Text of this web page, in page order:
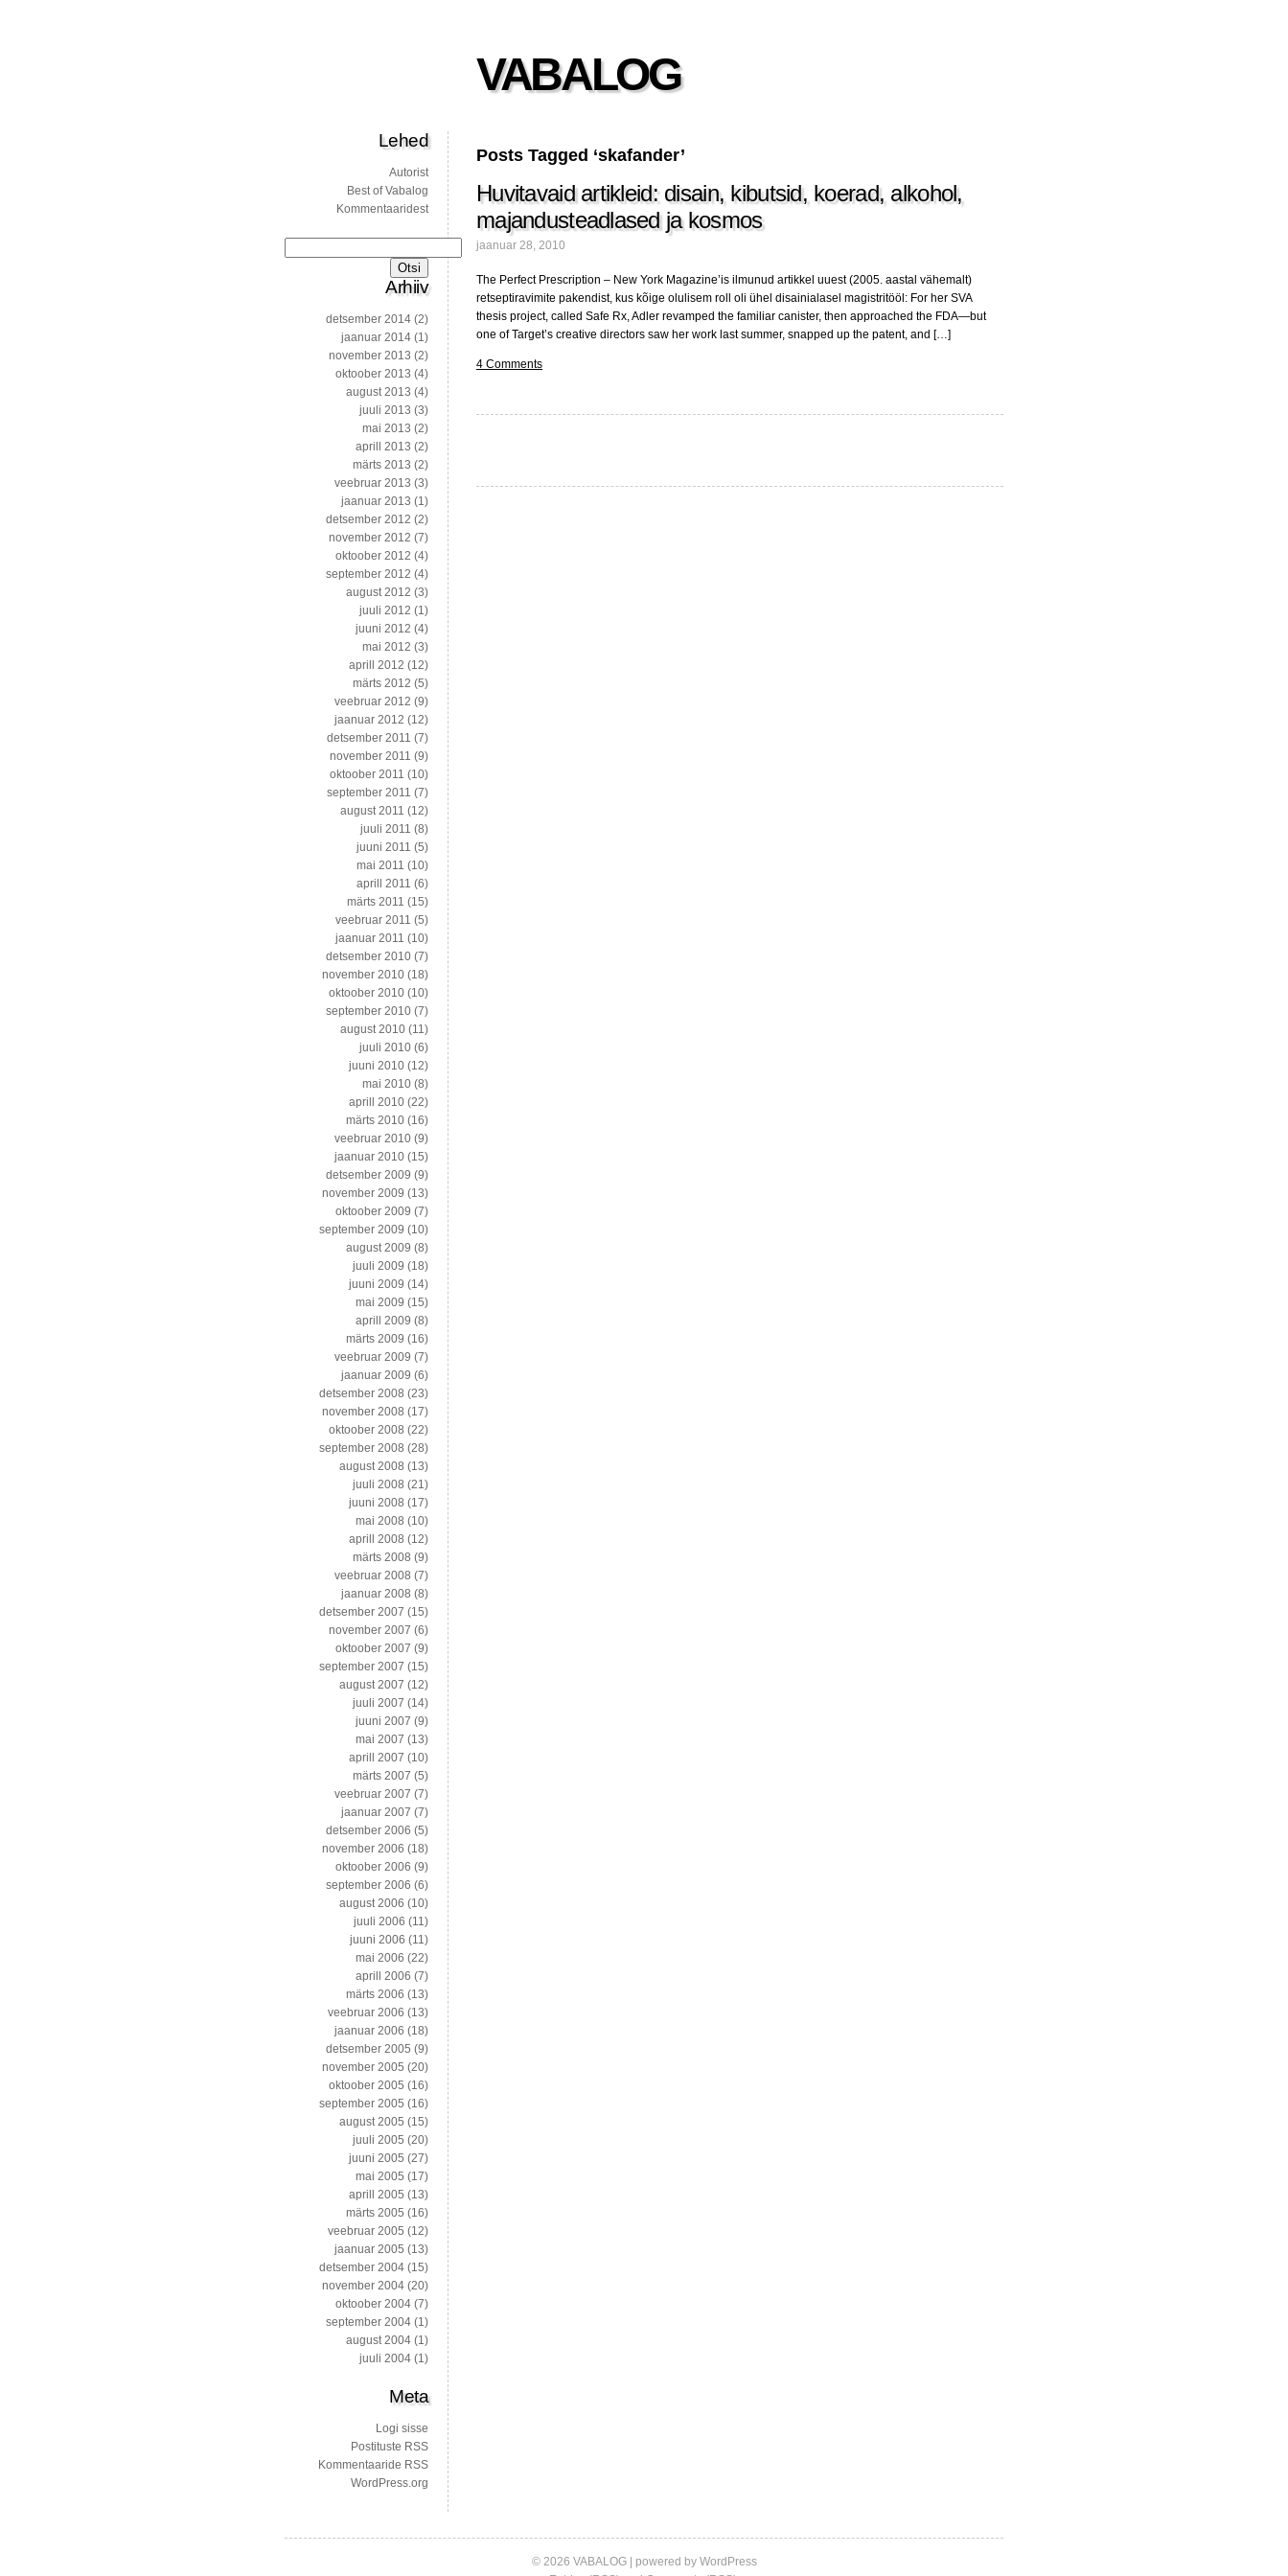
VABALOG
Posts Tagged ‘skafander’
Huvitavaid artikleid: disain, kibutsid, koerad, alkohol,
majandusteadlased ja kosmos
jaanuar 28, 2010
The Perfect Prescription – New York Magazine’is ilmunud artikkel uuest (2005. aastal vähemalt)
retseptiravimite pakendist, kus kõige olulisem roll oli ühel disainialasel magistritööl: For her SVA
thesis project, called Safe Rx, Adler revamped the familiar canister, then approached the FDA—but
one of Target’s creative directors saw her work last summer, snapped up the patent, and […]
4 Comments
Lehed
Autorist
Best of Vabalog
Kommentaaridest
Arhiiv
detsember 2014 (2)
jaanuar 2014 (1)
november 2013 (2)
oktoober 2013 (4)
august 2013 (4)
juuli 2013 (3)
mai 2013 (2)
aprill 2013 (2)
märts 2013 (2)
veebruar 2013 (3)
jaanuar 2013 (1)
detsember 2012 (2)
november 2012 (7)
oktoober 2012 (4)
september 2012 (4)
august 2012 (3)
juuli 2012 (1)
juuni 2012 (4)
mai 2012 (3)
aprill 2012 (12)
märts 2012 (5)
veebruar 2012 (9)
jaanuar 2012 (12)
detsember 2011 (7)
november 2011 (9)
oktoober 2011 (10)
september 2011 (7)
august 2011 (12)
juuli 2011 (8)
juuni 2011 (5)
mai 2011 (10)
aprill 2011 (6)
märts 2011 (15)
veebruar 2011 (5)
jaanuar 2011 (10)
detsember 2010 (7)
november 2010 (18)
oktoober 2010 (10)
september 2010 (7)
august 2010 (11)
juuli 2010 (6)
juuni 2010 (12)
mai 2010 (8)
aprill 2010 (22)
märts 2010 (16)
veebruar 2010 (9)
jaanuar 2010 (15)
detsember 2009 (9)
november 2009 (13)
oktoober 2009 (7)
september 2009 (10)
august 2009 (8)
juuli 2009 (18)
juuni 2009 (14)
mai 2009 (15)
aprill 2009 (8)
märts 2009 (16)
veebruar 2009 (7)
jaanuar 2009 (6)
detsember 2008 (23)
november 2008 (17)
oktoober 2008 (22)
september 2008 (28)
august 2008 (13)
juuli 2008 (21)
juuni 2008 (17)
mai 2008 (10)
aprill 2008 (12)
märts 2008 (9)
veebruar 2008 (7)
jaanuar 2008 (8)
detsember 2007 (15)
november 2007 (6)
oktoober 2007 (9)
september 2007 (15)
august 2007 (12)
juuli 2007 (14)
juuni 2007 (9)
mai 2007 (13)
aprill 2007 (10)
märts 2007 (5)
veebruar 2007 (7)
jaanuar 2007 (7)
detsember 2006 (5)
november 2006 (18)
oktoober 2006 (9)
september 2006 (6)
august 2006 (10)
juuli 2006 (11)
juuni 2006 (11)
mai 2006 (22)
aprill 2006 (7)
märts 2006 (13)
veebruar 2006 (13)
jaanuar 2006 (18)
detsember 2005 (9)
november 2005 (20)
oktoober 2005 (16)
september 2005 (16)
august 2005 (15)
juuli 2005 (20)
juuni 2005 (27)
mai 2005 (17)
aprill 2005 (13)
märts 2005 (16)
veebruar 2005 (12)
jaanuar 2005 (13)
detsember 2004 (15)
november 2004 (20)
oktoober 2004 (7)
september 2004 (1)
august 2004 (1)
juuli 2004 (1)
Meta
Logi sisse
Postituste RSS
Kommentaaride RSS
WordPress.org
© 2026 VABALOG | powered by WordPress